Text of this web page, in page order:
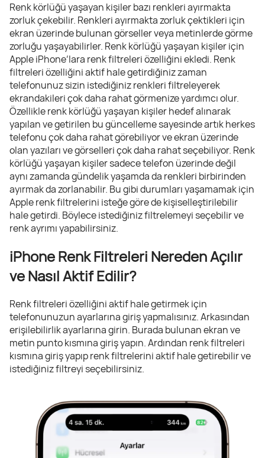
Renk körlüğü yaşayan kişiler bazı renkleri ayırmakta
zorluk çekebilir. Renkleri ayırmakta zorluk çektikleri için
ekran üzerinde bulunan görseller veya metinlerde görme
zorluğu yaşayabilirler. Renk körlüğü yaşayan kişiler için
Apple iPhone’lara renk filtreleri özelliğini ekledi. Renk
filtreleri özelliğini aktif hale getirdiğiniz zaman
telefonunuz sizin istediğiniz renkleri filtreleyerek
ekrandakileri çok daha rahat görmenize yardımcı olur.
Özellikle renk körlüğü yaşayan kişiler hedef alınarak
yapılan ve getirilen bu güncelleme sayesinde artık herkes
telefonu çok daha rahat görebiliyor ve ekran üzerinde
olan yazıları ve görselleri çok daha rahat seçebiliyor. Renk
körlüğü yaşayan kişiler sadece telefon üzerinde değil
aynı zamanda gündelik yaşamda da renkleri birbirinden
ayırmak da zorlanabilir. Bu gibi durumları yaşamamak için
Apple renk filtrelerini isteğe göre de kişiselleştirilebilir
hale getirdi. Böylece istediğiniz filtrelemeyi seçebilir ve
renk ayrımı yapabilirsiniz.
iPhone Renk Filtreleri Nereden Açılır
ve Nasıl Aktif Edilir?
Renk filtreleri özelliğini aktif hale getirmek için
telefonunuzun ayarlarına giriş yapmalısınız. Arkasından
erişilebilirlik ayarlarına girin. Burada bulunan ekran ve
metin punto kısmına giriş yapın. Ardından renk filtreleri
kısmına giriş yapıp renk filtrelerini aktif hale getirebilir ve
istediğiniz filtreyi seçebilirsiniz.